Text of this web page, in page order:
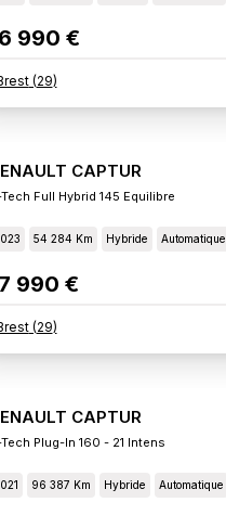
990 €
(29)
CAPTUR
Tech Full Hybrid 145 Equilibre
54 284 Km Hybride Automatique
990 €
(29)
CAPTUR
Tech Plug-In 160 - 21 Intens
96 387 Km Hybride Automatique